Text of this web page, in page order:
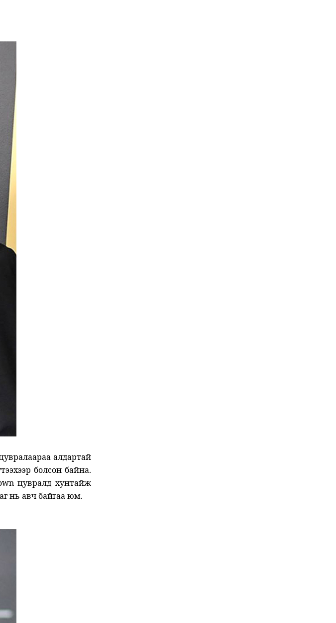
алдартай
болсон байна.
цувралд хунтайж
нь авч байгаа юм.